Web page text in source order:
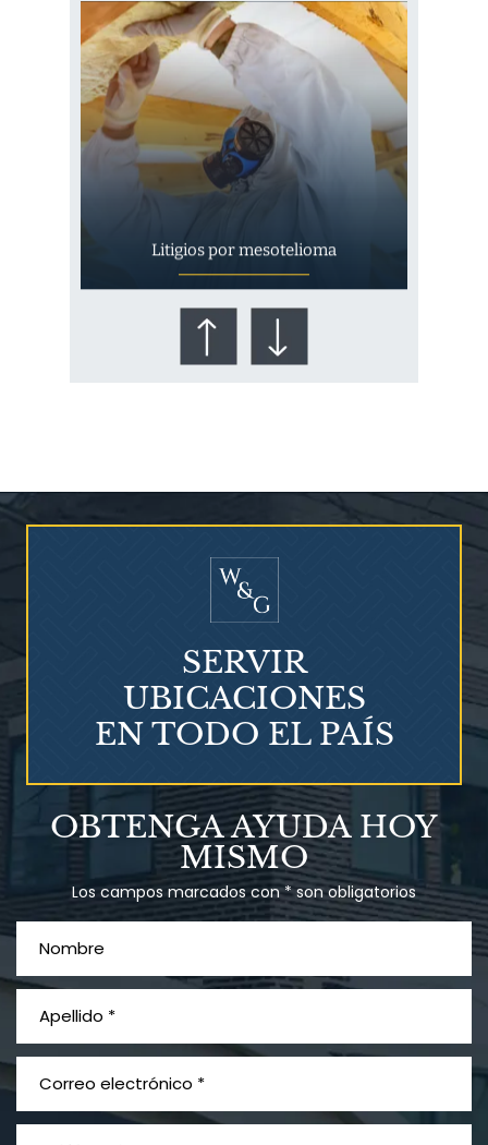
Litigios por mesotelioma
¿Quién corre el riesgo de
Talco en polvo
Ovary cancer
¿Qué es el mesotelioma?
OBTENGA AYUDA HOY
MISMO
Los campos marcados con * son obligatorios
SERVIR
UBICACIONES
EN TODO EL PAÍS